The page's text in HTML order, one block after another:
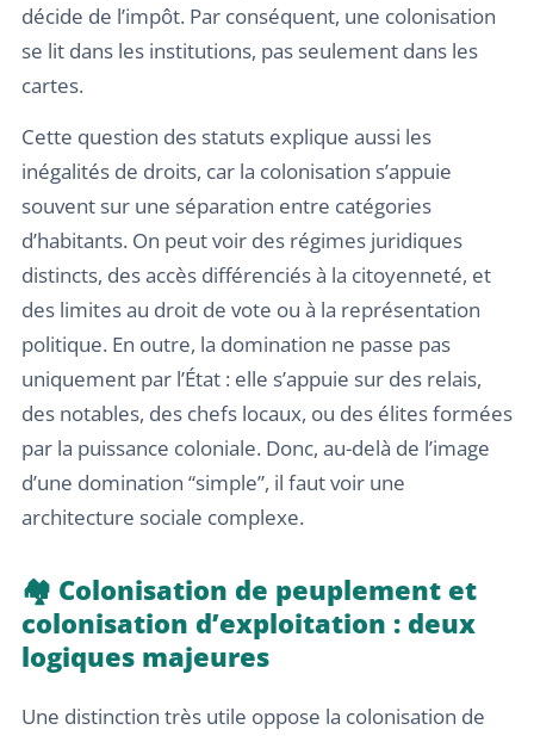
décide de l’impôt. Par conséquent, une colonisation
se lit dans les institutions, pas seulement dans les
cartes.
Cette question des statuts explique aussi les
inégalités de droits, car la colonisation s’appuie
souvent sur une séparation entre catégories
d’habitants. On peut voir des régimes juridiques
distincts, des accès différenciés à la citoyenneté, et
des limites au droit de vote ou à la représentation
politique. En outre, la domination ne passe pas
uniquement par l’État : elle s’appuie sur des relais,
des notables, des chefs locaux, ou des élites formées
par la puissance coloniale. Donc, au-delà de l’image
d’une domination “simple”, il faut voir une
architecture sociale complexe.
🏘️ Colonisation de peuplement et
colonisation d’exploitation : deux
logiques majeures
Une distinction très utile oppose la colonisation de